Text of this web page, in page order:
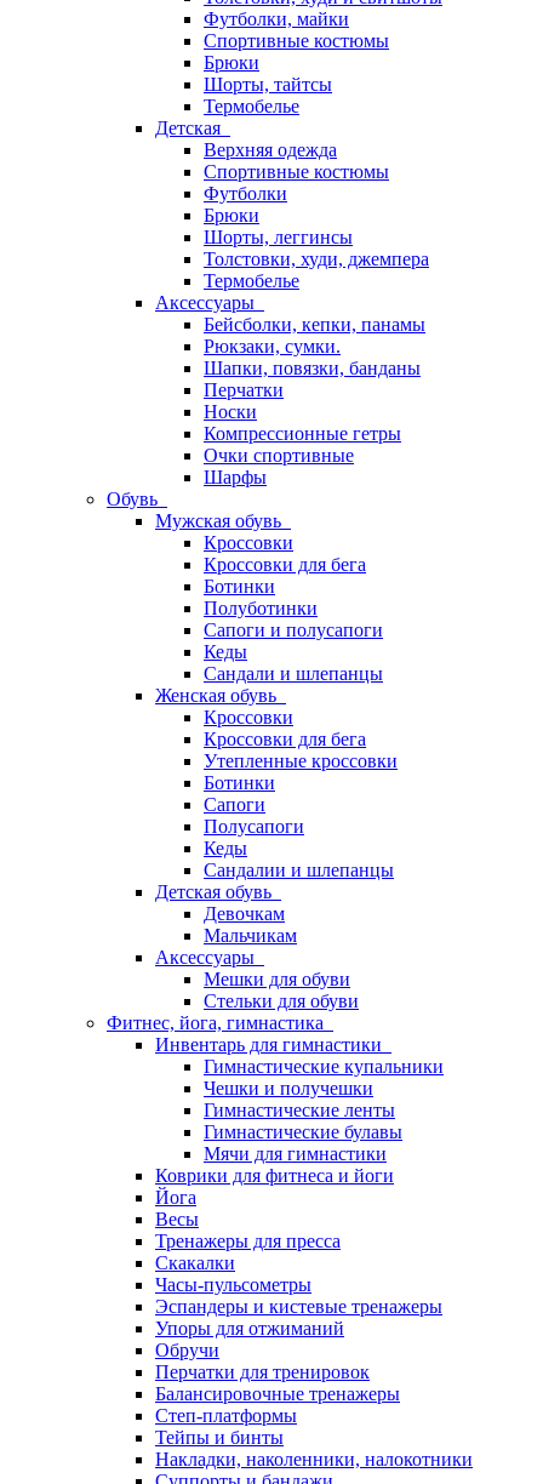
Футболки, майки
Спортивные костюмы
Брюки
Шорты, тайтсы
Термобелье
Детская
Верхняя одежда
Спортивные костюмы
Футболки
Брюки
Шорты, леггинсы
Толстовки, худи, джемпера
Термобелье
Аксессуары
Бейсболки, кепки, панамы
Рюкзаки, сумки.
Шапки, повязки, банданы
Перчатки
Носки
Компрессионные гетры
Очки спортивные
Шарфы
Обувь
Мужская обувь
Кроссовки
Кроссовки для бега
Ботинки
Полуботинки
Сапоги и полусапоги
Кеды
Сандали и шлепанцы
Женская обувь
Кроссовки
Кроссовки для бега
Утепленные кроссовки
Ботинки
Сапоги
Полусапоги
Кеды
Сандалии и шлепанцы
Детская обувь
Девочкам
Мальчикам
Аксессуары
Мешки для обуви
Стельки для обуви
Фитнес, йога, гимнастика
Инвентарь для гимнастики
Гимнастические купальники
Чешки и получешки
Гимнастические ленты
Гимнастические булавы
Мячи для гимнастики
Коврики для фитнеса и йоги
Йога
Весы
Тренажеры для пресса
Скакалки
Часы-пульсометры
Эспандеры и кистевые тренажеры
Упоры для отжиманий
Обручи
Перчатки для тренировок
Балансировочные тренажеры
Степ-платформы
Тейпы и бинты
Накладки, наколенники, налокотники